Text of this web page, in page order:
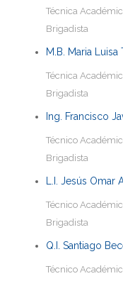
Técnica
Brigadista
M.B. Maria
Técnica
Brigadista
Ing. Francisco
Técnico
Brigadista
L.I. Jesús Omar
Técnico
Brigadista
Q.I. Santiago
Técnico